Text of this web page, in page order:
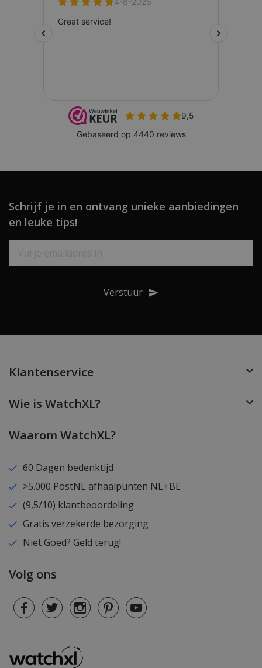
Schrijf je in en ontvang unieke aanbiedingen
en leuke tips!
Verstuur
Klantenservice
Wie is WatchXL?
Waarom WatchXL?
60 Dagen bedenktijd
>5.000 PostNL afhaalpunten NL+BE
(9,5/10) klantbeoordeling
Gratis verzekerde bezorging
Niet Goed? Geld terug!
Volg ons